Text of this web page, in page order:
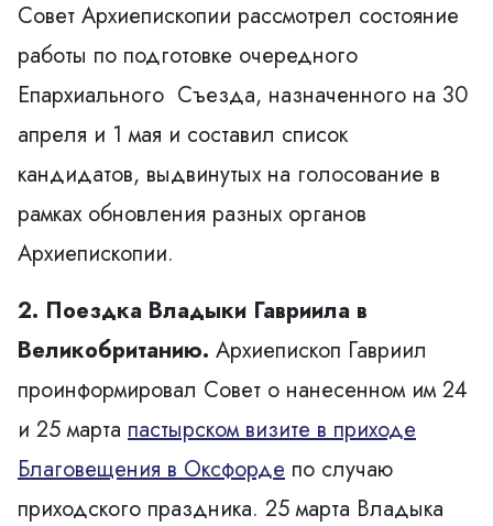
Совет Архиепископии рассмотрел состояние
работы по подготовке очередного
Епархиального Съезда, назначенного на 30
апреля и 1 мая и составил список
кандидатов, выдвинутых на голосование в
рамках обновления разных органов
Архиепископии.
2. Поездка Владыки Гавриила в
Великобританию. Архиепископ Гавриил
проинформировал Совет о нанесенном им 24
и 25 марта пастырском визите в приходе
Благовещения в Оксфорде по случаю
приходского праздника. 25 марта Владыка